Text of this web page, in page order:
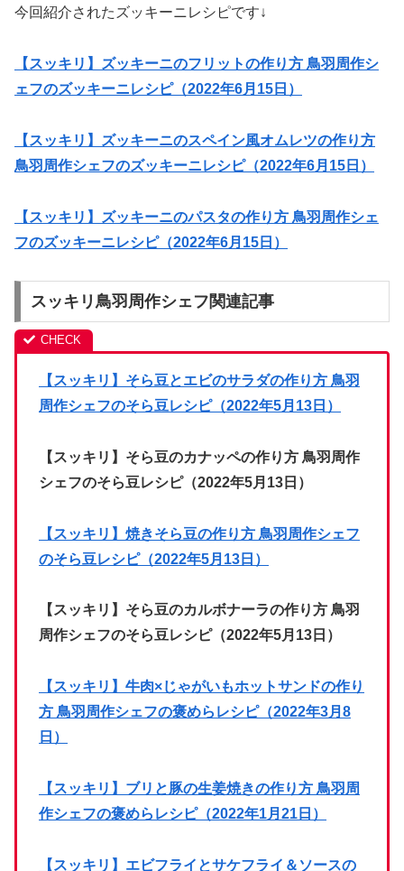
今回紹介されたズッキーニレシピです↓
【スッキリ】ズッキーニのフリットの作り方 鳥羽周作シ
ェフのズッキーニレシピ（2022年6月15日）
【スッキリ】ズッキーニのスペイン風オムレツの作り方
鳥羽周作シェフのズッキーニレシピ（2022年6月15日）
【スッキリ】ズッキーニのパスタの作り方 鳥羽周作シェ
フのズッキーニレシピ（2022年6月15日）
スッキリ鳥羽周作シェフ関連記事
【スッキリ】そら豆とエビのサラダの作り方 鳥羽
周作シェフのそら豆レシピ（2022年5月13日）
【スッキリ】そら豆のカナッペの作り方 鳥羽周作
シェフのそら豆レシピ（2022年5月13日）
【スッキリ】焼きそら豆の作り方 鳥羽周作シェフ
のそら豆レシピ（2022年5月13日）
【スッキリ】そら豆のカルボナーラの作り方 鳥羽
周作シェフのそら豆レシピ（2022年5月13日）
【スッキリ】牛肉×じゃがいもホットサンドの作り
方 鳥羽周作シェフの褒めらレシピ（2022年3月8
日）
【スッキリ】ブリと豚の生姜焼きの作り方 鳥羽周
作シェフの褒めらレシピ（2022年1月21日）
【スッキリ】エビフライとサケフライ＆ソースの